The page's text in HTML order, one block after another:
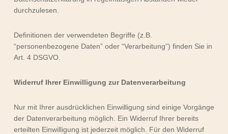
durchzulesen.
Definitionen der verwendeten Begriffe (z.B.
“personenbezogene Daten” oder “Verarbeitung”) finden Sie in
Art. 4 DSGVO.
Widerruf Ihrer Einwilligung zur Datenverarbeitung
Nur mit Ihrer ausdrücklichen Einwilligung sind einige Vorgänge
der Datenverarbeitung möglich. Ein Widerruf Ihrer bereits
erteilten Einwilligung ist jederzeit möglich. Für den Widerruf